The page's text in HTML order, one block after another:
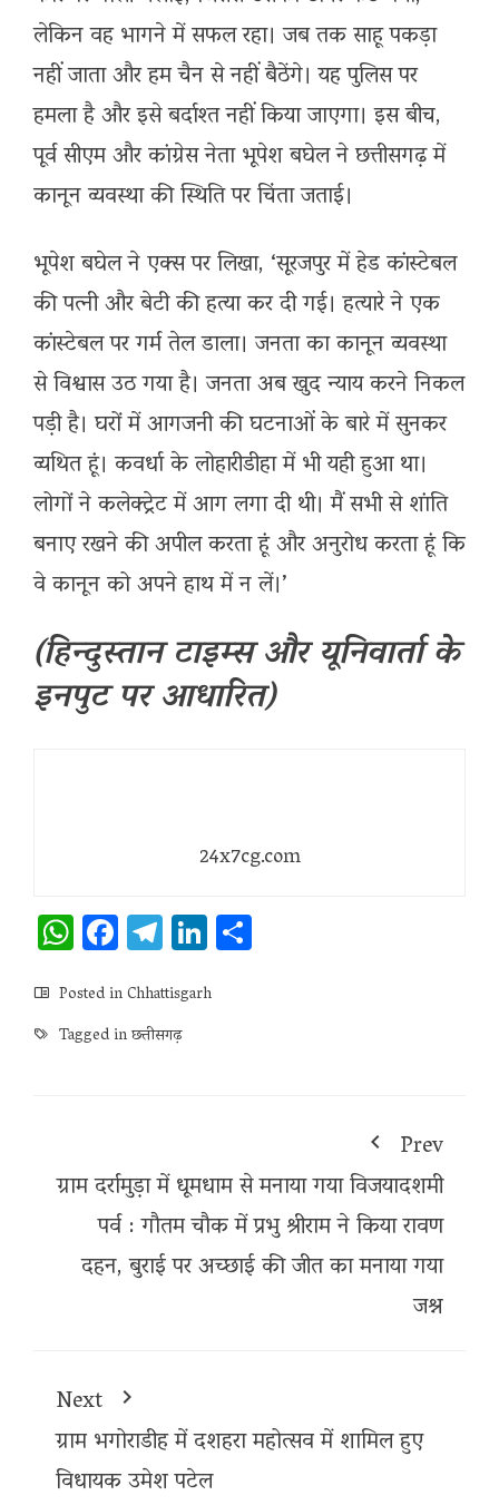
लेकिन वह भागने में सफल रहा। जब तक साहू पकड़ा
नहीं जाता और हम चैन से नहीं बैठेंगे। यह पुलिस पर
हमला है और इसे बर्दाश्त नहीं किया जाएगा। इस बीच,
पूर्व सीएम और कांग्रेस नेता भूपेश बघेल ने छत्तीसगढ़ में
कानून व्यवस्था की स्थिति पर चिंता जताई।
भूपेश बघेल ने एक्स पर लिखा, ‘सूरजपुर में हेड कांस्टेबल
की पत्नी और बेटी की हत्या कर दी गई। हत्यारे ने एक
कांस्टेबल पर गर्म तेल डाला। जनता का कानून व्यवस्था
से विश्वास उठ गया है। जनता अब खुद न्याय करने निकल
पड़ी है। घरों में आगजनी की घटनाओं के बारे में सुनकर
व्यथित हूं। कवर्धा के लोहारीडीहा में भी यही हुआ था।
लोगों ने कलेक्ट्रेट में आग लगा दी थी। मैं सभी से शांति
बनाए रखने की अपील करता हूं और अनुरोध करता हूं कि
वे कानून को अपने हाथ में न लें।’
(हिन्दुस्तान टाइम्स और यूनिवार्ता के
इनपुट पर आधारित)
24x7cg.com
WhatsApp
Facebook
Telegram
LinkedIn
Posted inChhattisgarh
Tagged inछत्तीसगढ़
Prev
ग्राम दर्रामुड़ा में धूमधाम से मनाया गया विजयादशमी
पर्व : गौतम चौक में प्रभु श्रीराम ने किया रावण
दहन, बुराई पर अच्छाई की जीत का मनाया गया
जश्न
Next
ग्राम भगोराडीह में दशहरा महोत्सव में शामिल हुए
विधायक उमेश पटेल